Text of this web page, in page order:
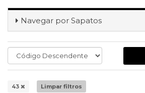
Navegar por Sapatos
43 Limpar filtros